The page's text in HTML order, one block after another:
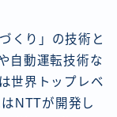
くり」の技術と
自動運転技術な
世界トップレベ
NTTが開発し